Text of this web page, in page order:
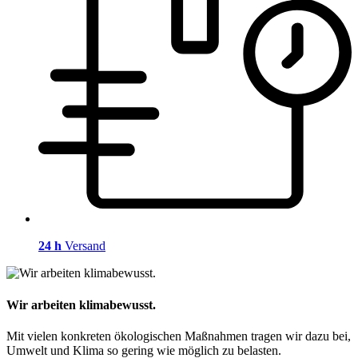
24 h Versand
Wir arbeiten klimabewusst.
Mit vielen konkreten ökologischen Maßnahmen tragen wir dazu bei,
Umwelt und Klima so gering wie möglich zu belasten.